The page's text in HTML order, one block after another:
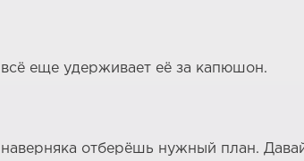
еще удерживает её за капюшон.
отберёшь нужный план.